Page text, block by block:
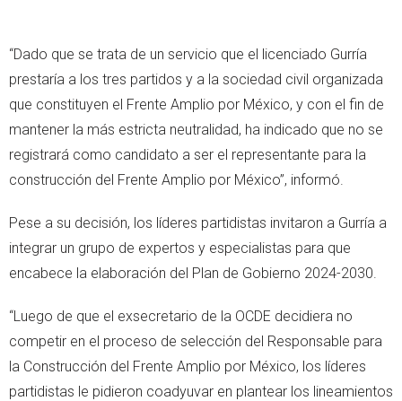
“Dado que se trata de un servicio que el licenciado Gurría
prestaría a los tres partidos y a la sociedad civil organizada
que constituyen el Frente Amplio por México, y con el fin de
mantener la más estricta neutralidad, ha indicado que no se
registrará como candidato a ser el representante para la
construcción del Frente Amplio por México”, informó.
Pese a su decisión, los líderes partidistas invitaron a Gurría a
integrar un grupo de expertos y especialistas para que
encabece la elaboración del Plan de Gobierno 2024-2030.
“Luego de que el exsecretario de la OCDE decidiera no
competir en el proceso de selección del Responsable para
la Construcción del Frente Amplio por México, los líderes
partidistas le pidieron coadyuvar en plantear los lineamientos